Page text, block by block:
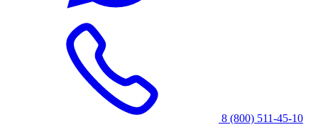
8 (800) 511-45-10